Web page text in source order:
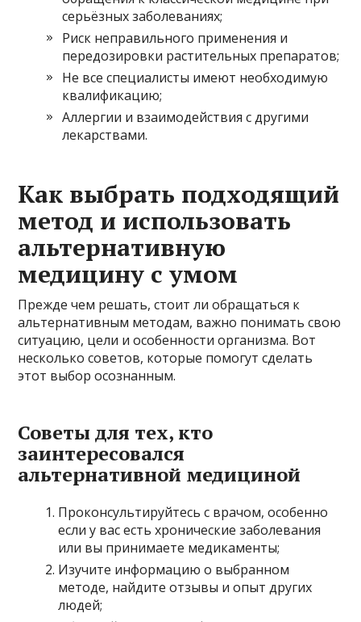
серьёзных заболеваниях;
Риск неправильного применения и
передозировки растительных препаратов;
Не все специалисты имеют необходимую
квалификацию;
Аллергии и взаимодействия с другими
лекарствами.
Как выбрать подходящий
метод и использовать
альтернативную
медицину с умом
Прежде чем решать, стоит ли обращаться к
альтернативным методам, важно понимать свою
ситуацию, цели и особенности организма. Вот
несколько советов, которые помогут сделать
этот выбор осознанным.
Советы для тех, кто
заинтересовался
альтернативной медициной
Проконсультируйтесь с врачом, особенно
если у вас есть хронические заболевания
или вы принимаете медикаменты;
Изучите информацию о выбранном
методе, найдите отзывы и опыт других
людей;